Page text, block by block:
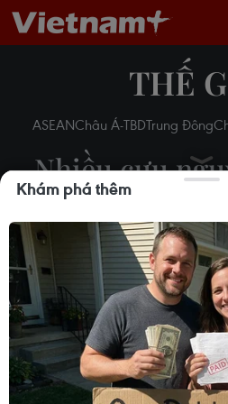
THẾ
ASEANChâu Á-TBDTrung Đông
Nhiều cựu
đến dự lễ
ông Joe
Vi Diệu
20/01/2021
Khám phá thêm